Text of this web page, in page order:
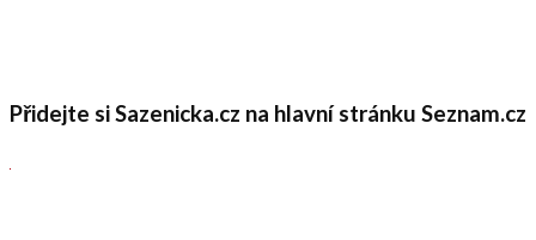
Přidejte si Sazenicka.cz na hlavní stránku Seznam.cz